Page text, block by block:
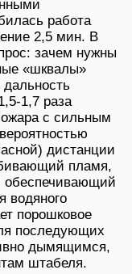
работа
2,5 мин. В
зачем нужны
«шквалы»
1,7 раза
с сильным
дистанции
пламя,
обеспечивающий
водяного
порошковое
последующих
дымящимся,
штабеля.